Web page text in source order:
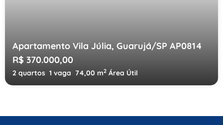
Apartamento Vila Júlia, Guarujá/SP AP0814
R$ 370.000,00
2 quartos 1 vaga 74,00 m2 Área Útil